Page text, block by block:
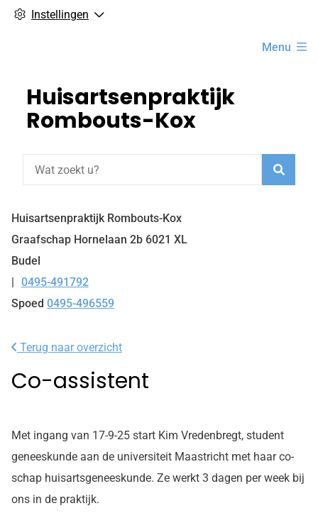
Instellingen
Menu
Huisartsenpraktijk
Rombouts-Kox
Huisartsenpraktijk Rombouts-Kox
Graafschap Hornelaan 2b 6021 XL
Budel
Tel:
0495-491792
Spoed 0495-496559
Terug naar overzicht
Co-assistent
Met ingang van 17-9-25 start Kim Vredenbregt, student
geneeskunde aan de universiteit Maastricht met haar co-
schap huisartsgeneeskunde. Ze werkt 3 dagen per week bij
ons in de praktijk.